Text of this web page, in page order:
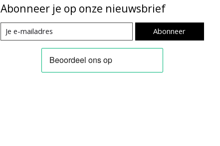
Abonneer je op onze nieuwsbrief
Abonneer